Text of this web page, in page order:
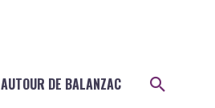
AUTOUR DE BALANZAC